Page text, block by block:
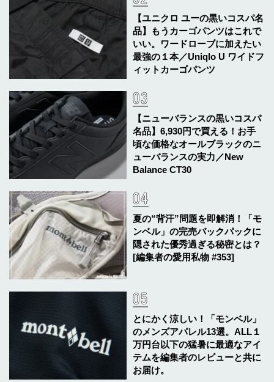
【ユニクロ ユーの黒いコスパ名
品】もうカーゴパンツはこれで
いい。ワードローブに加えたい
最強の１本／Uniqlo U ワイドフ
ィットカーゴパンツ
【ニューバランスの黒いコスパ
名品】6,930円で買える！お手
頃な価格なオールブラックのニ
ューバランスの実力／New
Balance CT30
夏の“背汗”問題を即解消！「モ
ンベル」の完売バックパックに
隠された優秀過ぎる秘密とは？
[編集者の愛用私物 #353]
とにかく涼しい！「モンベル」
のメンズアパレル13選。ALL１
万円台以下の猛暑に最適なアイ
テムを編集者のレビューと共に
お届け。